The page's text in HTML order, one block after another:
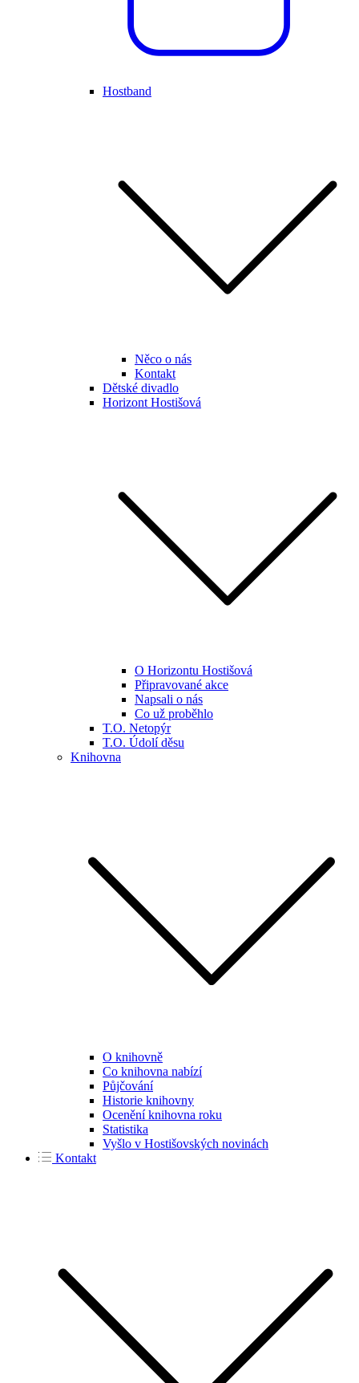
Hostband
Něco o nás
Kontakt
Dětské divadlo
Horizont Hostišová
O Horizontu Hostišová
Připravované akce
Napsali o nás
Co už proběhlo
T.O. Netopýr
T.O. Údolí děsu
Knihovna
O knihovně
Co knihovna nabízí
Půjčování
Historie knihovny
Ocenění knihovna roku
Statistika
Vyšlo v Hostišovských novinách
Kontakt